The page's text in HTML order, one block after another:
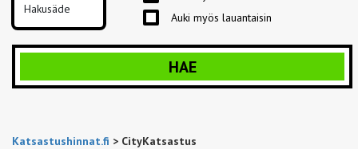
Auki myös lauantaisin
HAE
Katsastushinnat.fi > CityKatsastus